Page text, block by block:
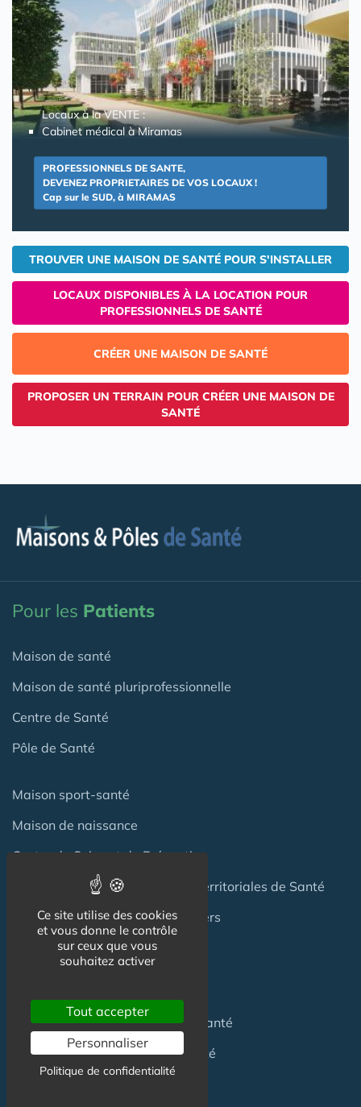
Locaux à la VENTE :
Cabinet médical à Miramas
PROFESSIONNELS DE SANTE,
DEVENEZ PROPRIETAIRES DE VOS LOCAUX !
Cap sur le SUD, à MIRAMAS
TROUVER UNE MAISON DE SANTÉ POUR S'INSTALLER
LOCAUX DISPONIBLES À LA LOCATION POUR
PROFESSIONNELS DE SANTÉ
CRÉER UNE MAISON DE SANTÉ
PROPOSER UN TERRAIN POUR CRÉER UNE MAISON DE
SANTÉ
Pour les Patients
Maison de santé
Maison de santé pluriprofessionnelle
Centre de Santé
Pôle de Santé
Maison sport-santé
Maison de naissance
Centre de Soins et de Prévention
Communauté Professionnelles Territoriales de Santé
Hotel Patient & Hôtels Hospitaliers
Location locauxen Maison de Santé
Achat locauxen Maison de Santé
Ce site utilise des cookies
et vous donne le contrôle
sur ceux que vous
souhaitez activer
Tout accepter
Personnaliser
Politique de confidentialité